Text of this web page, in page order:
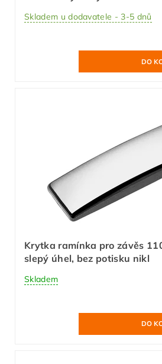
Skladem u dodavatele - 3-5 dnů
Krytka ramínka pro závěs
slepý úhel, bez potisku nikl
Skladem